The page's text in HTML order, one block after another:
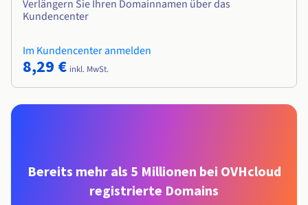
Verlängern Sie Ihren Domainnamen über das
Kundencenter
Im Kundencenter anmelden
8,29 € inkl. MwSt.
Bereits mehr als 5 Millionen bei OVHcloud
registrierte Domains